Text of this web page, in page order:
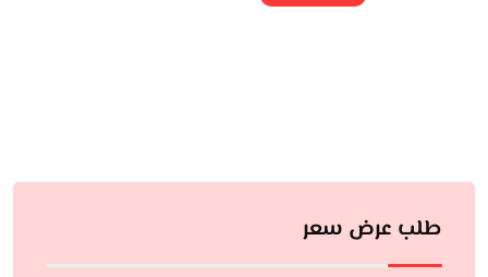
طلب عرض سعر